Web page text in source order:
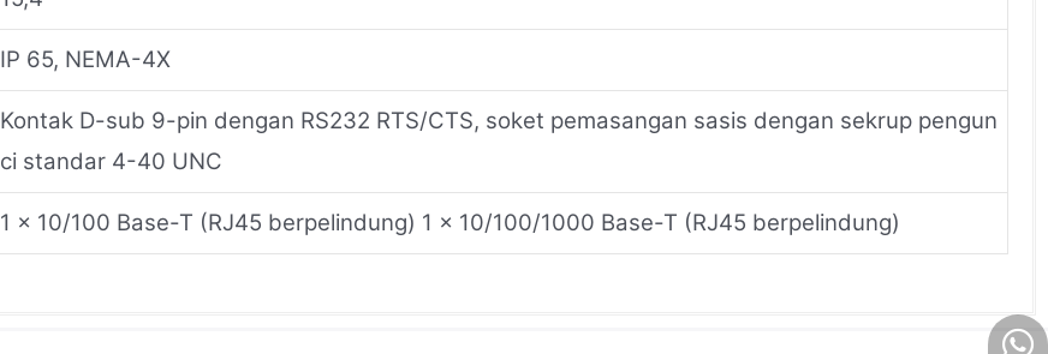
IP 65, NEMA-4X
Kontak D-sub 9-pin dengan RS232 RTS/CTS, soket pemasangan sasis dengan sekrup pengun
ci standar 4-40 UNC
1 × 10/100 Base-T (RJ45 berpelindung) 1 × 10/100/1000 Base-T (RJ45 berpelindung)